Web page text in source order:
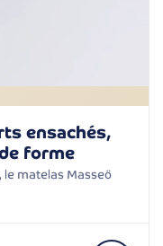
ensachés,
forme
matelas Masseö